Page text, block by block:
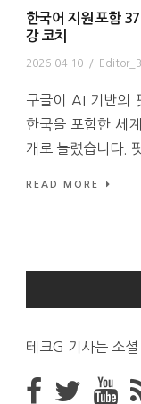
한국어 지원 포함
강 코치
2026-04-10 / Editor_B
구글이 AI 기반의
한국을 포함한 세
개로 늘렸습니다.
READ MORE
테크G 기사는 소